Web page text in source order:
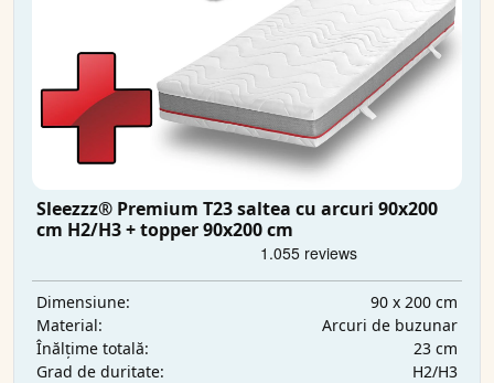
Sleezzz® Premium T23 saltea cu arcuri 90x200
cm H2/H3 + topper 90x200 cm
Dimensiune:
90 x 200 cm
Material:
Arcuri de buzunar
Înălțime totală:
23 cm
Grad de duritate:
H2/H3